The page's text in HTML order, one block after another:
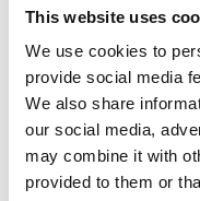
This website uses
We use cookies to
provide social media
We also share
our social media,
may combine it with
provided to them or